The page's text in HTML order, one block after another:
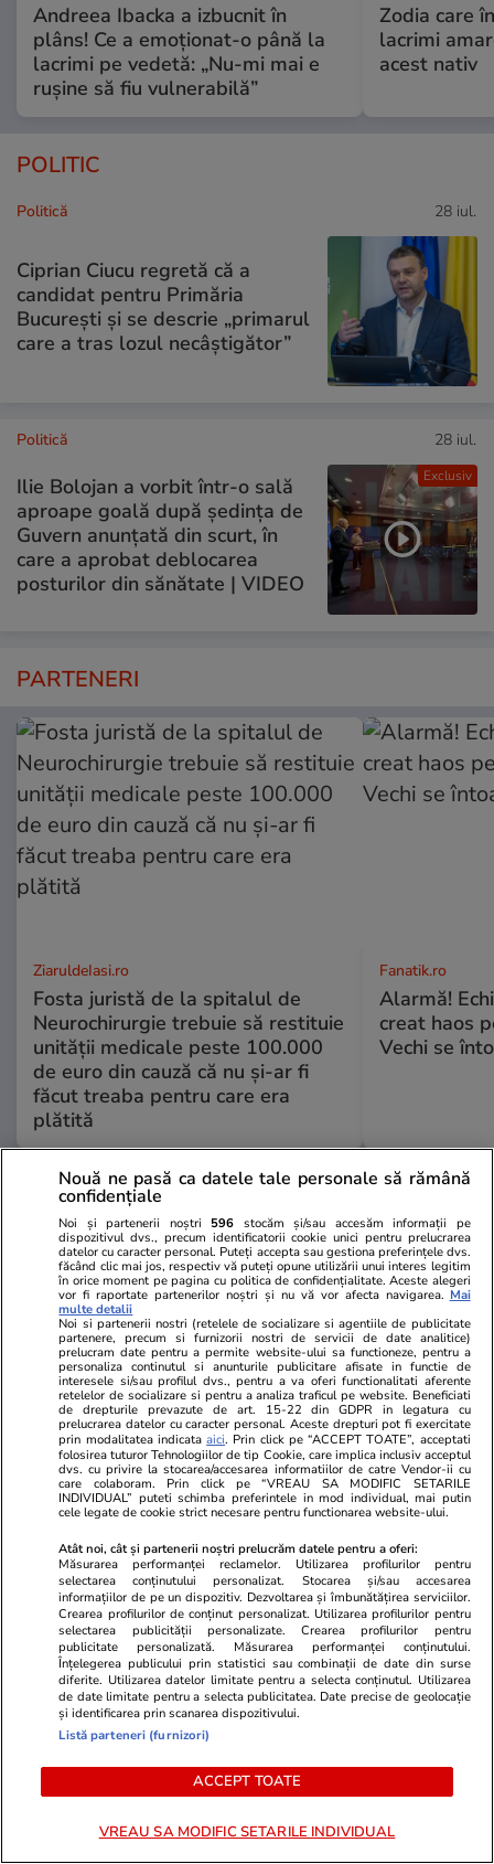
Andreea Ibacka a izbucnit în
plâns! Ce a emoționat-o până la
lacrimi pe vedetă: „Nu-mi mai e
rușine să fiu vulnerabilă”
Zodia care
lacrimi
acest nativ
POLITIC
Politică 28 iul.
Ciprian Ciucu regretă că a
candidat pentru Primăria
București și se descrie „primarul
care a tras lozul necâștigător”
Exclusiv
Politică 28 iul.
Ilie Bolojan a vorbit într-o sală
aproape goală după ședința de
Guvern anunțată din scurt, în
care a aprobat deblocarea
posturilor din sănătate | VIDEO
PARTENERI
ZiaruldeIasi.ro
Fosta juristă de la spitalul de
Neurochirurgie trebuie să restituie
unității medicale peste 100.000
de euro din cauză că nu și-ar fi
făcut treaba pentru care era
plătită
Fanatik.ro
Alarmă!
creat haos
Vechi se
ULTIMELE ȘTIRI
Știri România 07:00
Viorel Paşca gonea oamenii din azile, ca să
elibereze paturile. „L-am dus până în satul lui,
l-am dus la Salonta, apoi la Oradea şi în multe
alte locuri, în speranţa că i se va face cuiva
milă de el”, povestea Paşca despre un bolnav
psihic
Știri Externe 06:40
Povestea unei sinucideri asistate: „Tata mi-a
zis așa: «Nu vă pot lăsa să mă schimbați de
scutece și să vedeți cum mă sufoc. Vreau să
plec ca un bărbat». Am plătit 10.000 de euro
și urna ne-a venit prin poștă”
Știri Externe
SUA anunță că au interceptat un atac surpriză
Arabia Saudită în Irak, iar războiul din Orientul
Nouă ne pasă ca datele tale personale să rămână
confidențiale
Noi și partenerii noștri 596 stocăm și/sau accesăm informații pe
dispozitivul dvs., precum identificatorii cookie unici pentru prelucrarea
datelor cu caracter personal. Puteți accepta sau gestiona preferințele dvs.
făcând clic mai jos, respectiv vă puteți opune utilizării unui interes legitim
în orice moment pe pagina cu politica de confidențialitate. Aceste alegeri
vor fi raportate partenerilor noștri și nu vă vor afecta navigarea. Mai
multe detalii
Noi si partenerii nostri (retelele de socializare si agentiile de publicitate
partenere, precum si furnizorii nostri de servicii de date analitice)
prelucram date pentru a permite website-ului sa functioneze, pentru a
personaliza continutul si anunturile publicitare afisate in functie de
interesele si/sau profilul dvs., pentru a va oferi functionalitati aferente
retelelor de socializare si pentru a analiza traficul pe website. Beneficiati
de drepturile prevazute de art. 15-22 din GDPR in legatura cu
prelucrarea datelor cu caracter personal. Aceste drepturi pot fi exercitate
prin modalitatea indicataaici. Prin click pe “ACCEPT TOATE”, acceptati
folosirea tuturor Tehnologiilor de tip Cookie, care implica inclusiv acceptul
dvs. cu privire la stocarea/accesarea informatiilor de catre Vendor-ii cu
care colaboram. Prin click pe “VREAU SA MODIFIC SETARILE
INDIVIDUAL” puteti schimba preferintele in mod individual, mai putin
cele legate de cookie strict necesare pentru functionarea website-ului.
Atât noi, cât și partenerii noștri prelucrăm datele pentru a oferi:
Măsurarea performanței reclamelor. Utilizarea profilurilor pentru
selectarea conținutului personalizat. Stocarea și/sau accesarea
informațiilor de pe un dispozitiv. Dezvoltarea și îmbunătățirea serviciilor.
Crearea profilurilor de conținut personalizat. Utilizarea profilurilor pentru
selectarea publicității personalizate. Crearea profilurilor pentru
publicitate personalizată. Măsurarea performanței conținutului.
Înțelegerea publicului prin statistici sau combinații de date din surse
diferite. Utilizarea datelor limitate pentru a selecta conținutul. Utilizarea
de date limitate pentru a selecta publicitatea. Date precise de geolocație
și identificarea prin scanarea dispozitivului.
Listă parteneri (furnizori)
ACCEPT TOATE
VREAU SA MODIFIC SETARILE INDIVIDUAL